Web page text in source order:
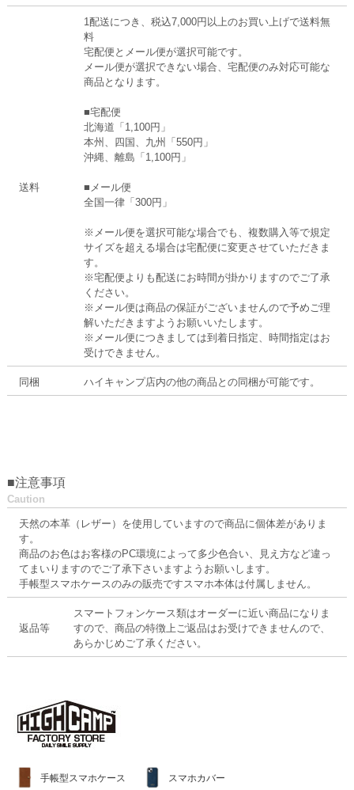
送料
1配送につき、税込7,000円以上のお買い上げで送料無
料
宅配便とメール便が選択可能です。
メール便が選択できない場合、宅配便のみ対応可能な
商品となります。
■宅配便
北海道「1,100円」
本州、四国、九州「550円」
沖縄、離島「1,100円」
■メール便
全国一律「300円」
※メール便を選択可能な場合でも、複数購入等で規定
サイズを超える場合は宅配便に変更させていただきま
す。
※宅配便よりも配送にお時間が掛かりますのでご了承
ください。
※メール便は商品の保証がございませんので予めご理
解いただきますようお願いいたします。
※メール便につきましては到着日指定、時間指定はお
受けできません。
同梱 ハイキャンプ店内の他の商品との同梱が可能です。
■注意事項
Caution
天然の本革（レザー）を使用していますので商品に個体差がありま
す。
商品のお色はお客様のPC環境によって多少色合い、見え方など違っ
てまいりますのでご了承下さいますようお願いします。
手帳型スマホケースのみの販売ですスマホ本体は付属しません。
返品等
スマートフォンケース類はオーダーに近い商品になりま
すので、商品の特徴上ご返品はお受けできませんので、
あらかじめご了承ください。
手帳型スマホケース スマホカバー